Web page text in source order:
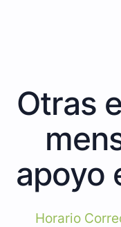
Otras
apoyo
Horario